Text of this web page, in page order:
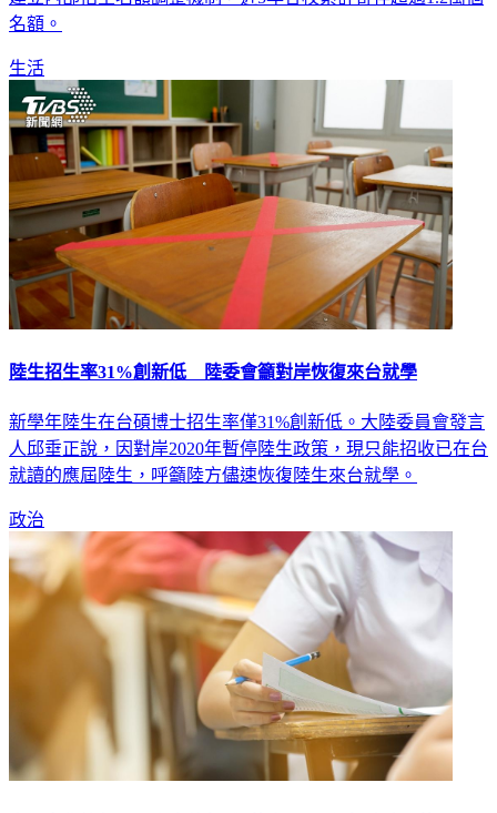
名額。
生活
陸生招生率31%創新低 陸委會籲對岸恢復來台就學
新學年陸生在台碩博士招生率僅31%創新低。大陸委員會發言
人邱垂正說，因對岸2020年暫停陸生政策，現只能招收已在台
就讀的應屆陸生，呼籲陸方儘速恢復陸生來台就學。
政治